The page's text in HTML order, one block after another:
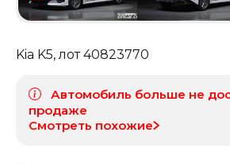
Kia K5, лот40823770
Автомобиль больше не
продаже
Смотреть похожие